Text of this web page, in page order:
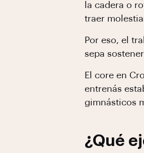
la cadera o
traer
Por eso, el
sepa
El core en
entrenás
gimnásticos
¿Qué